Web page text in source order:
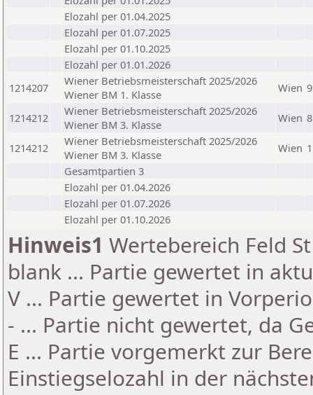
Elozahl per 01.04.2025
Elozahl per 01.07.2025
Elozahl per 01.10.2025
Elozahl per 01.01.2026
1214207
Wiener Betriebsmeisterschaft 2025/2026
Wiener BM 1. Klasse
Wien 9
1214212
Wiener Betriebsmeisterschaft 2025/2026
Wiener BM 3. Klasse
Wien 8
1214212
Wiener Betriebsmeisterschaft 2025/2026
Wiener BM 3. Klasse
Wien
Gesamtpartien 3
Elozahl per 01.04.2026
Elozahl per 01.07.2026
Elozahl per 01.10.2026
Hinweis1 Wertebereich Feld
blank ... Partie gewertet in
V ... Partie gewertet in
- ... Partie nicht gewertet, da
E ... Partie vorgemerkt zur
Einstiegselozahl in der